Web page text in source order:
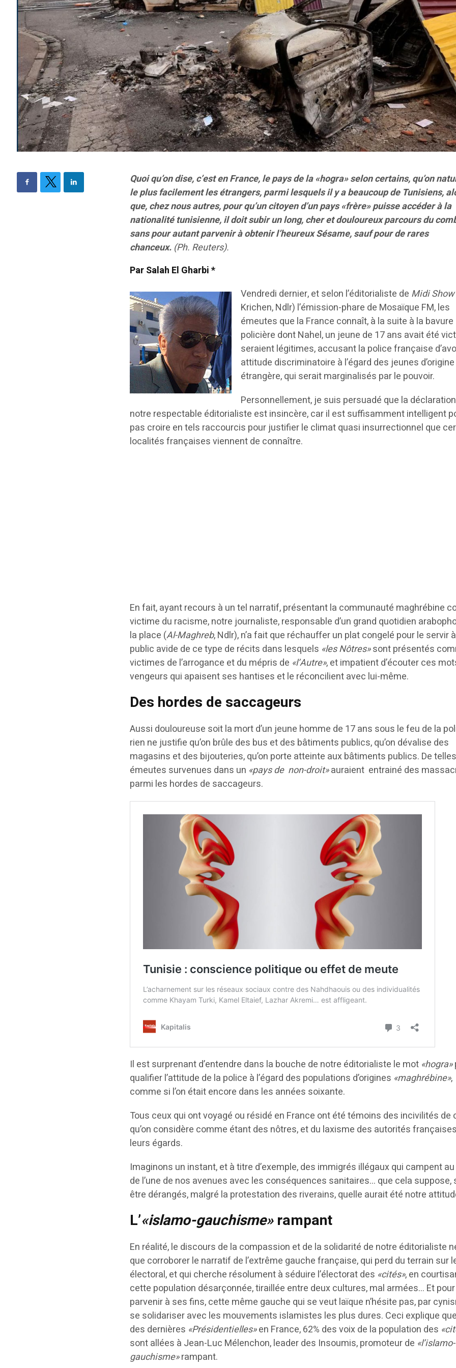
Quoi qu’on dise, c’est en France, le pays de la «hogra» selon certains, qu’on
le plus facilement les étrangers, parmi lesquels il y a beaucoup de Tunisiens,
que, chez nous autres, pour qu’un citoyen d’un pays «frère» puisse accéder à la
nationalité tunisienne, il doit subir un long, cher et douloureux parcours du
sans pour autant parvenir à obtenir l’heureux Sésame, sauf pour de rares
chanceux. (Ph. Reuters).
Par Salah El Gharbi *
Vendredi dernier, et selon l’éditorialiste de Midi Show
Krichen, Ndlr) l’émission-phare de Mosaïque FM, les
émeutes que la France connaît, à la suite à la bavure
policière dont Nahel, un jeune de 17 ans avait été
seraient légitimes, accusant la police française
attitude discriminatoire à l’égard des jeunes d’origine
étrangère, qui serait marginalisés par le pouvoir.
Personnellement, je suis persuadé que la
notre respectable éditorialiste est insincère, car il est suffisamment intelligent
pas croire en tels raccourcis pour justifier le climat quasi insurrectionnel que
localités françaises viennent de connaître.
En fait, ayant recours à un tel narratif, présentant la communauté maghrébine
victime du racisme, notre journaliste, responsable d’un grand quotidien
la place (Al-Maghreb, Ndlr), n’a fait que réchauffer un plat congelé pour le servir
public avide de ce type de récits dans lesquels «les Nôtres»sont présentés
victimes de l’arrogance et du mépris de «l’Autre», et impatient d’écouter ces
vengeurs qui apaisent ses hantises et le réconcilient avec lui-même.
Des hordes de saccageurs
Aussi douloureuse soit la mort d’un jeune homme de 17 ans sous le feu de la
rien ne justifie qu’on brûle des bus et des bâtiments publics, qu’on dévalise des
magasins et des bijouteries, qu’on porte atteinte aux bâtiments publics. De telles
émeutes survenues dans un «pays de non-droit»auraient entrainé des
parmi les hordes de saccageurs.
Il est surprenant d’entendre dans la bouche de notre éditorialiste le mot «hogra»
qualifier l’attitude de la police à l’égard des populations d’origines «maghrébine»,
comme si l’on était encore dans les années soixante.
Tous ceux qui ont voyagé ou résidé en France ont été témoins des incivilités de
qu’on considère comme étant des nôtres, et du laxisme des autorités
leurs égards.
Imaginons un instant, et à titre d’exemple, des immigrés illégaux qui campent
de l’une de nos avenues avec les conséquences sanitaires… que cela suppose,
être dérangés, malgré la protestation des riverains, quelle aurait été notre
L’«islamo-gauchisme»rampant
En réalité, le discours de la compassion et de la solidarité de notre éditorialiste
que corroborer le narratif de l’extrême gauche française, qui perd du terrain sur
électoral, et qui cherche résolument à séduire l’électorat des «cités», en
cette population désarçonnée, tiraillée entre deux cultures, mal armées… Et pour
parvenir à ses fins, cette même gauche qui se veut laïque n’hésite pas, par
se solidariser avec les mouvements islamistes les plus dures. Ceci explique
des dernières «Présidentielles»en France, 62% des voix de la population des
sont allées à Jean-Luc Mélenchon, leader des Insoumis, promoteur de «l’islamo-
gauchisme»rampant.